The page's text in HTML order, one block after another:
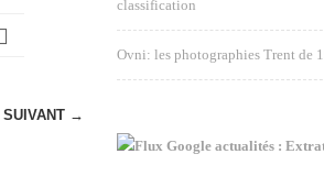
SUIVANT →
classification
Ovni: les photographies Trent de
Google actualités :